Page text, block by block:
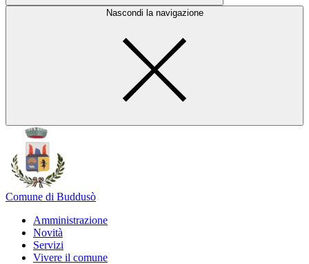
Nascondi la navigazione
Comune di Buddusò
Amministrazione
Novità
Servizi
Vivere il comune